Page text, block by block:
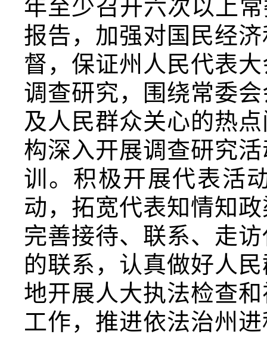
年至少召开六次以上
报告，加强对国民经
督，保证州人民代表
调查研究，围绕常委
及人民群众关心的热
构深入开展调查研究
训。积极开展代表活
动，拓宽代表知情知
完善接待、联系、走
的联系，认真做好人
地开展人大执法检查
工作，推进依法治州